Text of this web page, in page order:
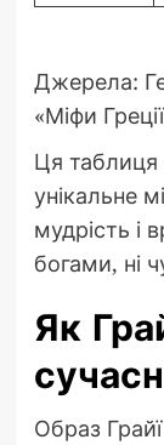
Джерела:
«Міфи
Ця таблиця
унікальне
мудрість і
богами, ні
Як
Образ